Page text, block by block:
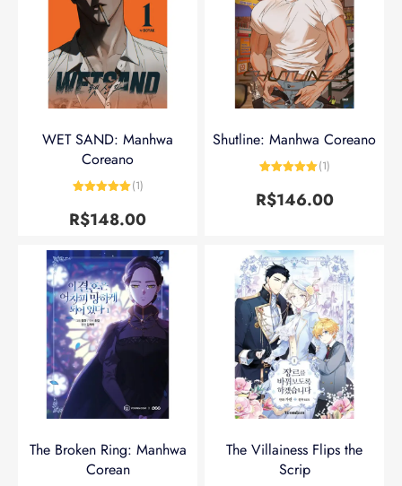
WET SAND: Manhwa
Coreano
de 5
(1)
R$148.00
Shutline: Manhwa Coreano
de 5
(1)
R$146.00
The Broken Ring: Manhwa
Corean
The Villainess Flips the
Scrip